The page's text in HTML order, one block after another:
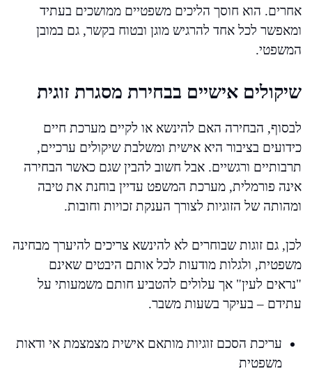
אחרים. הוא חוסך הליכים משפטיים ממושכים בעתיד
ומאפשר לכל אחד להרגיש מוגן ובטוח בקשר, גם במובן
המשפטי.
שיקולים אישיים בבחירת מסגרת זוגית
לבסוף, הבחירה האם להינשא או לקיים מערכת חיים
כידועים בציבור היא אישית ומשלבת שיקולים ערכיים,
תרבותיים ורגשיים. אבל חשוב להבין שגם כאשר הבחירה
אינה פורמלית, מערכת המשפט עדיין בוחנת את טיבה
ומהותה של הזוגיות לצורך הענקת זכויות וחובות.
לכן, גם זוגות שבוחרים לא להינשא צריכים להיערך מבחינה
משפטית, ולגלות מודעות לכל אותם היבטים שאינם
"נראים לעין" אך עלולים להטביע חותם משמעותי על
עתידם – בעיקר בשעות משבר.
עריכת הסכם זוגיות מותאם אישית מצמצמת אי ודאות
משפטית